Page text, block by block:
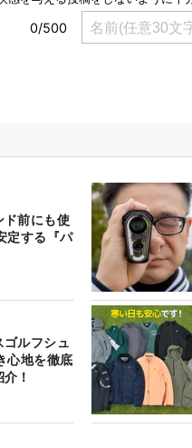
ド前にも使
定する『パ
ゴルフシュ
心地を徹底
！